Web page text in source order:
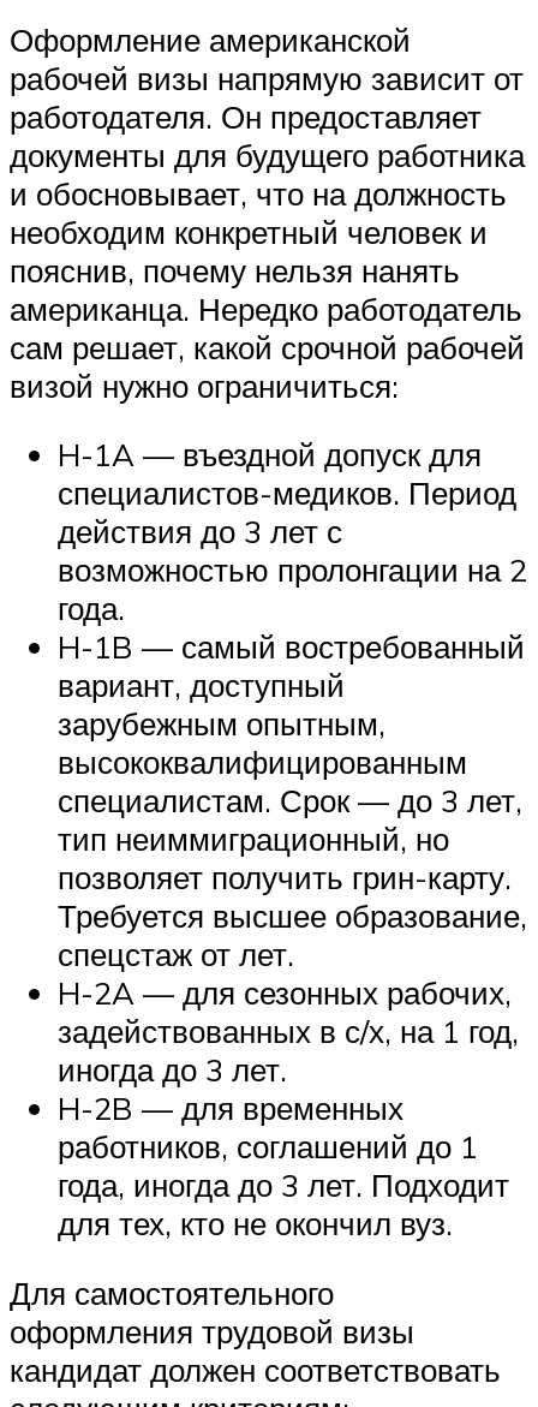
Оформление американской
рабочей визы напрямую зависит от
работодателя. Он предоставляет
документы для будущего работника
и обосновывает, что на должность
необходим конкретный человек и
пояснив, почему нельзя нанять
американца. Нередко работодатель
сам решает, какой срочной рабочей
визой нужно ограничиться:
H-1A — въездной допуск для
специалистов-медиков. Период
действия до 3 лет с
возможностью пролонгации на 2
года.
H-1B — самый востребованный
вариант, доступный
зарубежным опытным,
высококвалифицированным
специалистам. Срок — до 3 лет,
тип неиммиграционный, но
позволяет получить грин-карту.
Требуется высшее образование,
спецстаж от лет.
H-2A — для сезонных рабочих,
задействованных в с/х, на 1 год,
иногда до 3 лет.
H-2B — для временных
работников, соглашений до 1
года, иногда до 3 лет. Подходит
для тех, кто не окончил вуз.
Для самостоятельного
оформления трудовой визы
кандидат должен соответствовать